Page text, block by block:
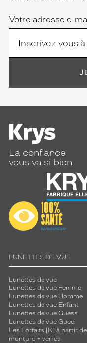
Votre adresse e-
La confiance
vous va si bien
LUNETTES DE VUE
Lunettes de vue
Lunettes de vue Femme
Lunettes de vue Homme
Lunettes de vue Enfant
Lunettes de vue Guess
Lunettes de vue Gucci
Les Forfaits [K] à partir
monture + verres